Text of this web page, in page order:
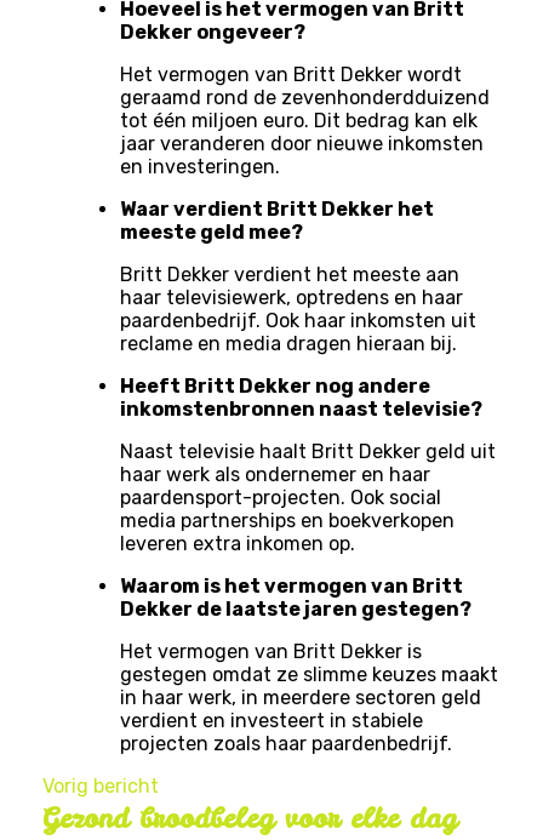
Hoeveel is het vermogen van Britt
Dekker ongeveer?
Het vermogen van Britt Dekker wordt
geraamd rond de zevenhonderdduizend
tot één miljoen euro. Dit bedrag kan elk
jaar veranderen door nieuwe inkomsten
en investeringen.
Waar verdient Britt Dekker het
meeste geld mee?
Britt Dekker verdient het meeste aan
haar televisiewerk, optredens en haar
paardenbedrijf. Ook haar inkomsten uit
reclame en media dragen hieraan bij.
Heeft Britt Dekker nog andere
inkomstenbronnen naast televisie?
Naast televisie haalt Britt Dekker geld uit
haar werk als ondernemer en haar
paardensport-projecten. Ook social
media partnerships en boekverkopen
leveren extra inkomen op.
Waarom is het vermogen van Britt
Dekker de laatste jaren gestegen?
Het vermogen van Britt Dekker is
gestegen omdat ze slimme keuzes maakt
in haar werk, in meerdere sectoren geld
verdient en investeert in stabiele
projecten zoals haar paardenbedrijf.
Vorig bericht
Gezond broodbeleg voor elke dag